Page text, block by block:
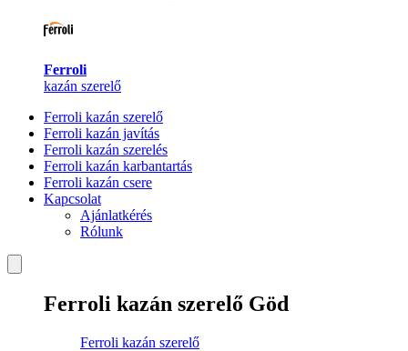
Ferroli
kazán szerelő
Ferroli kazán szerelő
Ferroli kazán javítás
Ferroli kazán szerelés
Ferroli kazán karbantartás
Ferroli kazán csere
Kapcsolat
Ajánlatkérés
Rólunk
Ferroli kazán szerelő Göd
Ferroli kazán szerelő